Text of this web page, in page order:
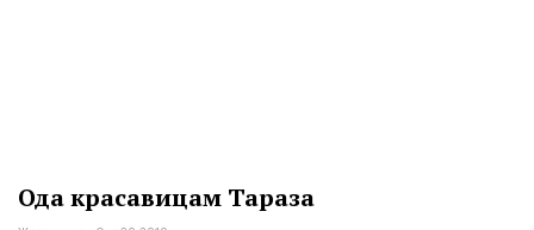
Ода красавицам Тараза